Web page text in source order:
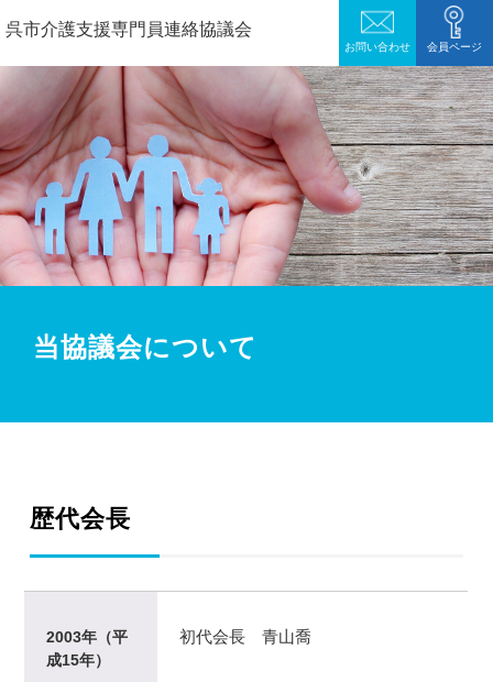
呉市介護支援専門員連絡協議会
お問い合わせ 会員ページ
当協議会について
歴代会長
2003年（平
成15年）
初代会長 青山喬